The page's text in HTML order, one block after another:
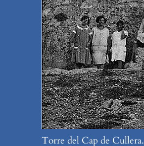
Torre del Cap de Cullera.